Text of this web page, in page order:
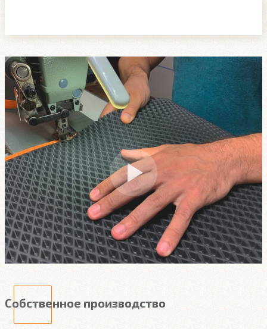
Собственное производство